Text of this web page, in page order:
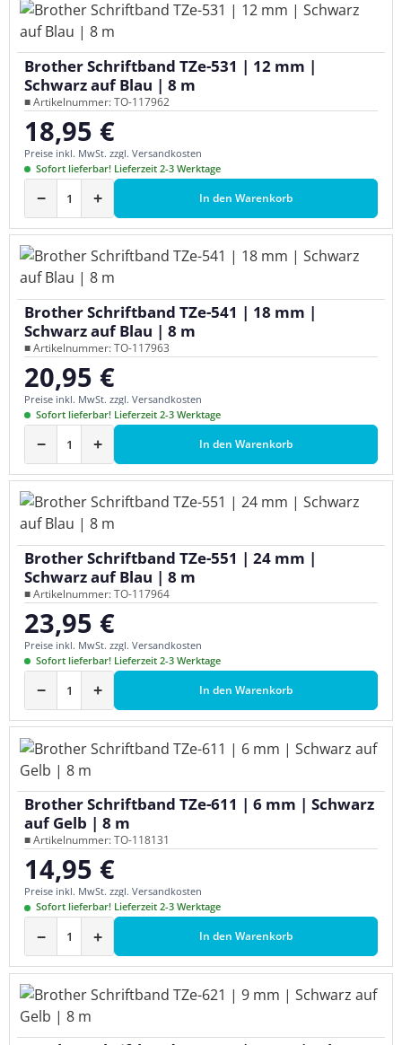
Brother Schriftband TZe-531 | 12 mm |
Schwarz auf Blau | 8 m
■ Artikelnummer: TO-117962
Regulärer Preis:
18,95 €
Preise inkl. MwSt. zzgl. Versandkosten
Sofort lieferbar! Lieferzeit 2-3 Werktage
− + In den Warenkorb
Brother Schriftband TZe-541 | 18 mm |
Schwarz auf Blau | 8 m
■ Artikelnummer: TO-117963
Regulärer Preis:
20,95 €
Preise inkl. MwSt. zzgl. Versandkosten
Sofort lieferbar! Lieferzeit 2-3 Werktage
− + In den Warenkorb
Brother Schriftband TZe-551 | 24 mm |
Schwarz auf Blau | 8 m
■ Artikelnummer: TO-117964
Regulärer Preis:
23,95 €
Preise inkl. MwSt. zzgl. Versandkosten
Sofort lieferbar! Lieferzeit 2-3 Werktage
− + In den Warenkorb
Brother Schriftband TZe-611 | 6 mm | Schwarz
auf Gelb | 8 m
■ Artikelnummer: TO-118131
Regulärer Preis:
14,95 €
Preise inkl. MwSt. zzgl. Versandkosten
Sofort lieferbar! Lieferzeit 2-3 Werktage
− + In den Warenkorb